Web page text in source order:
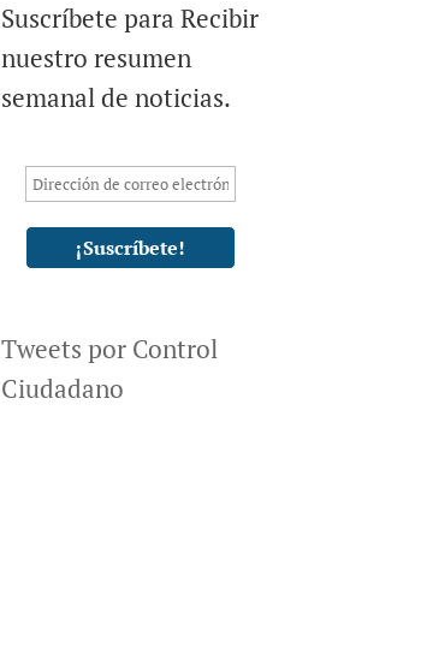
Suscríbete para Recibir
nuestro resumen
semanal de noticias.
Tweets por Control
Ciudadano